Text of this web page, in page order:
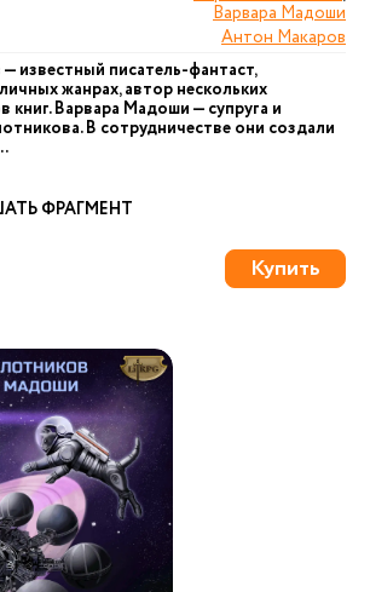
Варвара Мадоши
Антон Макаров
известный писатель-фантаст,
жанрах, автор нескольких
книг. Варвара Мадоши — супруга и
В сотрудничестве они создали
ФРАГМЕНТ
Купить